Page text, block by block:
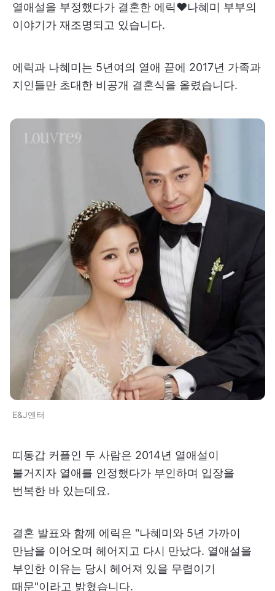
열애설을 부정했다가 결혼한 에릭♥나혜미 부부의
이야기가 재조명되고 있습니다.
에릭과 나혜미는 5년여의 열애 끝에 2017년 가족과
지인들만 초대한 비공개 결혼식을 올렸습니다.
E&J엔터
띠동갑 커플인 두 사람은 2014년 열애설이
불거지자 열애를 인정했다가 부인하며 입장을
번복한 바 있는데요.
결혼 발표와 함께 에릭은 "나혜미와 5년 가까이
만남을 이어오며 헤어지고 다시 만났다. 열애설을
부인한 이유는 당시 헤어져 있을 무렵이기
때문"이라고 밝혔습니다.